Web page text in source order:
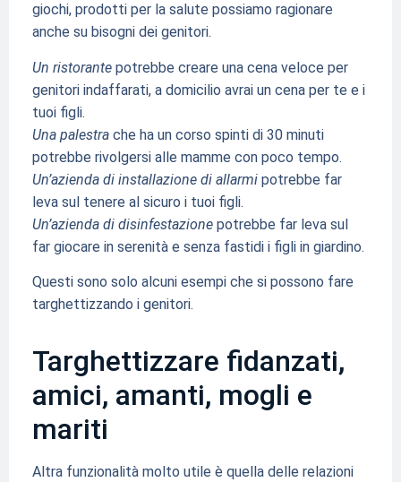
giochi, prodotti per la salute possiamo ragionare
anche su bisogni dei genitori.
Un ristorantepotrebbe creare una cena veloce per
genitori indaffarati, a domicilio avrai un cena per te e i
tuoi figli.
Una palestrache ha un corso spinti di 30 minuti
potrebbe rivolgersi alle mamme con poco tempo.
Un’azienda di installazione di allarmipotrebbe far
leva sul tenere al sicuro i tuoi figli.
Un’azienda di disinfestazionepotrebbe far leva sul
far giocare in serenità e senza fastidi i figli in giardino.
Questi sono solo alcuni esempi che si possono fare
targhettizzando i genitori.
Targhettizzare fidanzati,
amici, amanti, mogli e
mariti
Altra funzionalità molto utile è quella delle relazioni